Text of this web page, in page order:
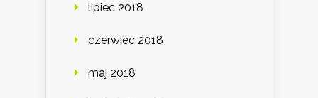
lipiec 2018
czerwiec 2018
maj 2018